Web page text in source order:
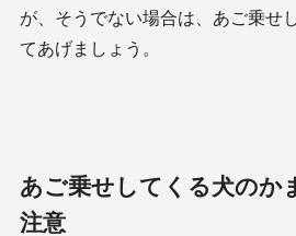
が、そうでない場合は、あご乗せ
てあげましょう。
あご乗せしてくる犬のか
注意